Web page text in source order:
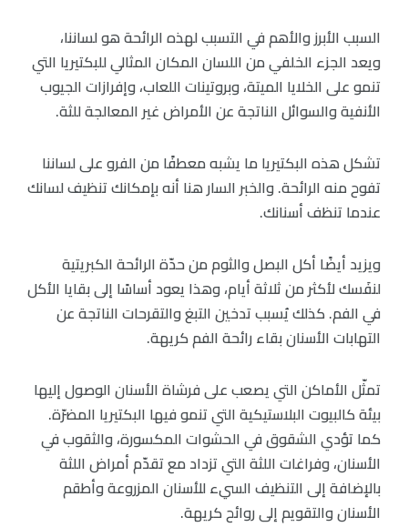
السبب الأبرز والأهم في التسبب لهذه الرائحة هو لساننا،
ويعد الجزء الخلفي من اللسان المكان المثالي للبكتيريا التي
تنمو على الخلايا الميتة، وبروتينات اللعاب، وإفرازات الجيوب
الأنفية والسوائل الناتجة عن الأمراض غير المعالجة للثة.
تشكل هذه البكتيريا ما يشبه معطفًا من الفرو على لساننا
تفوح منه الرائحة. والخبر السار هنا أنه بإمكانك تنظيف لسانك
عندما تنظف أسنانك.
ويزيد أيضًا أكل البصل والثوم من حدّة الرائحة الكبريتية
لنفَسك لأكثر من ثلاثة أيام، وهذا يعود أساسًا إلى بقايا الأكل
في الفم. كذلك يُسبب تدخين التبغ والتقرحات الناتجة عن
التهابات الأسنان بقاء رائحة الفم كريهة.
تمثّل الأماكن التي يصعب على فرشاة الأسنان الوصول إليها
بيئة كالبيوت البلاستيكية التي تنمو فيها البكتيريا المضرّة.
كما تؤدي الشقوق في الحشوات المكسورة، والثقوب في
الأسنان، وفراغات اللثة التي تزداد مع تقدّم أمراض اللثة
بالإضافة إلى التنظيف السيء للأسنان المزروعة وأطقم
الأسنان والتقويم إلى روائح كريهة.